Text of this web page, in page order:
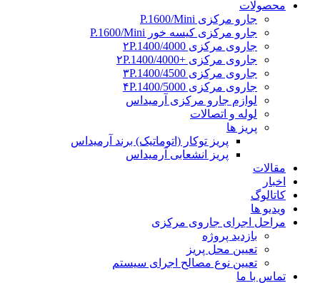
محصولات
جارو مرکزی P.1600/Mini
جارو مرکزی کیسه خور P.1600/Mini
جاروی مرکزی ۲P.1400/4000
جاروی مرکزی +۲P.1400/4000
جاروی مرکزی ۳P.1400/4500
جاروی مرکزی ۴P.1400/5000
لوازم جارو مرکزی آرمیداس
لوله و اتصالات
پریز ها
پریز توکار (اتوماتیک) برند آرمیداس
پریز انشعابی آرمیداس
مقالات
اخبار
کاتالوگ
ویدیو ها
مراحل اجرای جاروی مرکزی
بازدید پروژه
تعیین محل پریز
تعیین نوع مصالح اجرای سیستم
تماس با ما